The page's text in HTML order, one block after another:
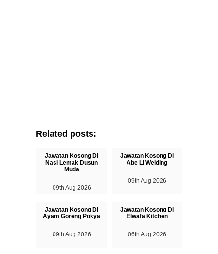
Related posts:
Jawatan Kosong Di
Nasi Lemak Dusun
Muda
09th Aug 2026
Jawatan Kosong Di
Abe Li Welding
09th Aug 2026
Jawatan Kosong Di
Ayam Goreng Pokya
09th Aug 2026
Jawatan Kosong Di
Elwafa Kitchen
06th Aug 2026